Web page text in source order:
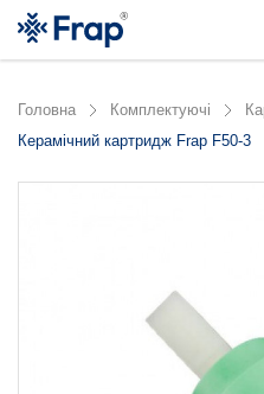
Головна Комплектуючі
Керамічний картридж Frap F50-3